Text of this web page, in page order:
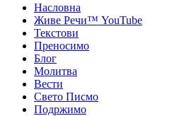
Насловна
Живе Речи™ YouTube
Текстови
Преносимо
Блог
Молитва
Вести
Свето Писмо
Подржимо